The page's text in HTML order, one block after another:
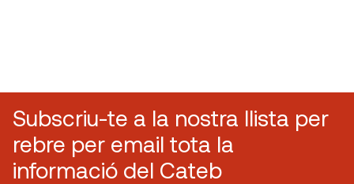
Subscriu-te a la nostra llista per
rebre per email tota la
informació del Cateb